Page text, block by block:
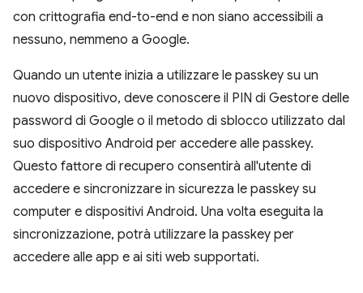
con crittografia end-to-end e non siano accessibili a
nessuno, nemmeno a Google.
Quando un utente inizia a utilizzare le passkey su un
nuovo dispositivo, deve conoscere il PIN di Gestore delle
password di Google o il metodo di sblocco utilizzato dal
suo dispositivo Android per accedere alle passkey.
Questo fattore di recupero consentirà all'utente di
accedere e sincronizzare in sicurezza le passkey su
computer e dispositivi Android. Una volta eseguita la
sincronizzazione, potrà utilizzare la passkey per
accedere alle app e ai siti web supportati.